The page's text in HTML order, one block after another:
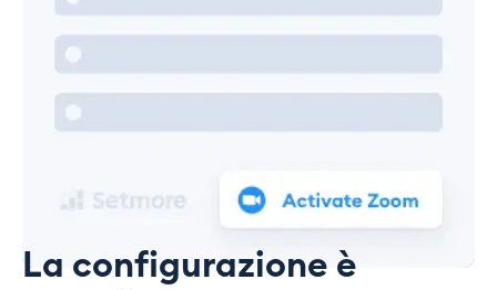
La configurazione è